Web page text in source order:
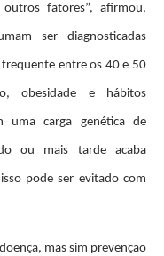
fatores”, afirmou,
ser diagnosticadas
entre os 40 e 50
obesidade e hábitos
uma carga genética de
ou mais tarde acaba
pode ser evitado com
mas sim prevenção